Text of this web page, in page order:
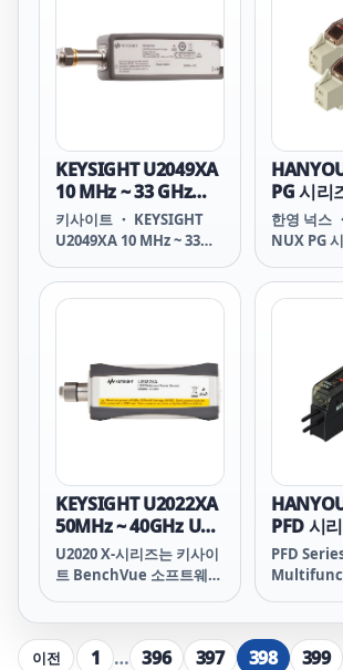
also
reduce
internal
The U/
is
Keysight
software.
makes it
control
meter to
visualize
wide
connect
your PC
Power
app to
average
analysis.
HPAN
HPAN
HPAN
한영넉스
HPAN-C7
HPAN-
NUX
HPAN-
NUX
KEYSIGHT U2049XA
10 MHz ~ 33 GHz
LAN 피크 및 평균 전
력 센서
키사이트 ・ KEYSIGHT
U2049XA 10 MHz ~ 33
력 센서 U2049XA 10 MHz
To 33 GHz LAN Peak
범위: 10 MHz ~ 33 GHz. 작
은 신호 측정에 적합한 넓
은 동적 범위(-70 ~ +20
(최대 100미터)을 위한
LAN/PoE(Power-Over-
Ethernet) 연결성 진공에
서의 작동에 적합한 TVAC
규격. 시간을 절약하고 측
정 불확실도
PG 시리
센서
한영 넉스
NUX PG
optic
PG
TRN PG-
PG-TARP
TRN
PG-TRN
NUX 한영
TRP PG-
TRP
한영넉스
KEYSIGHT U2022XA
50MHz ~ 40GHz USB
피크 및 평균 파워 센
서
U2020 X-시리즈는 키사이
트 BenchVue 소프트웨어
할 필요 없이 파워 미터를
간편하게 제어해서 데이터
PFD 시
지털 광
PFD
이전 1 … 396 397 398 399